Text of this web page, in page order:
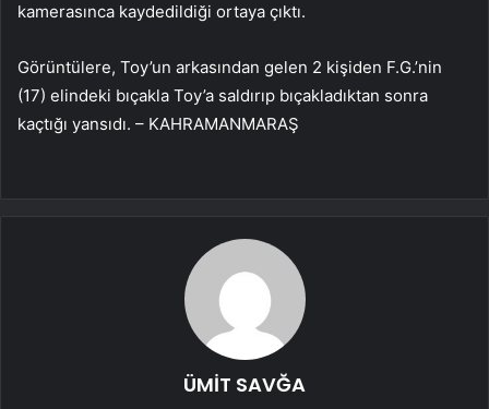
kamerasınca kaydedildiği ortaya çıktı.
Görüntülere, Toy’un arkasından gelen 2 kişiden F.G.’nin
(17) elindeki bıçakla Toy’a saldırıp bıçakladıktan sonra
kaçtığı yansıdı. – KAHRAMANMARAŞ
ÜMİT SAVĞA